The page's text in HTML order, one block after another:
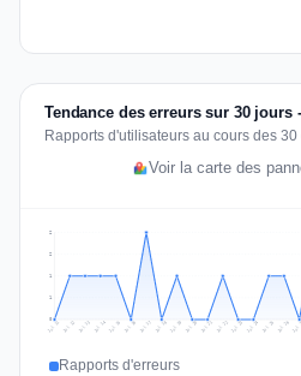
Tendance des erreurs sur 30 jours
Rapports d'utilisateurs au cours des
Voir la carte des
1
1
2
2
Jul 11 Jul 12 Jul 13 Jul 14 Jul 15 Jul 16 Jul 17 Jul 18 Jul 19 Jul 20 Jul 21 Jul 22 Jul 23 Jul 24 Jul 25 Jul 26 Jul
Rapports d'erreurs